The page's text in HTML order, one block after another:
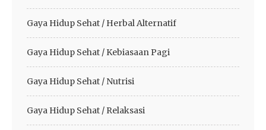
Gaya Hidup Sehat / Herbal Alternatif
Gaya Hidup Sehat / Kebiasaan Pagi
Gaya Hidup Sehat / Nutrisi
Gaya Hidup Sehat / Relaksasi